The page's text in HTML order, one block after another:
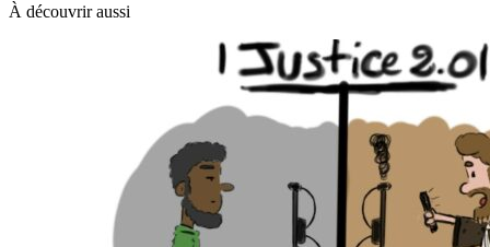
À découvrir aussi